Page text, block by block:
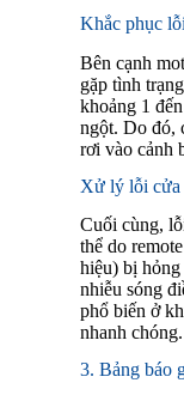
Khắc phục
Bên cạnh
gặp tình
khoảng 1
ngột. Do đó,
rơi vào cảnh
Xử lý lỗi cửa
Cuối cùng,
thể do
hiệu) bị
nhiễu sóng
phổ biến ở
nhanh chóng.
3. Bảng báo